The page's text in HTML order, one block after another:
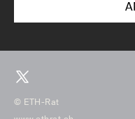
© ETH-Rat